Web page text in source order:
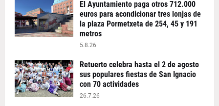
El Ayuntamiento paga otros 712.000
euros para acondicionar tres lonjas de
la plaza Pormetxeta de 254, 45 y 191
metros
5.8.26
Retuerto celebra hasta el 2 de agosto
sus populares fiestas de San Ignacio
con 70 actividades
26.7.26